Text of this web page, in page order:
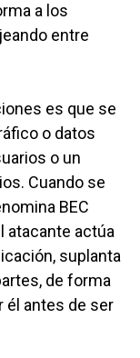
a los
entre
es que se
o datos
o un
Cuando se
BEC
atacante actúa
suplanta
de forma
él antes de ser